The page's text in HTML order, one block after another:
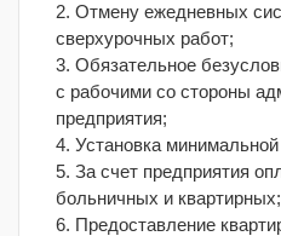
2. Отмену ежедневных
сверхурочных работ;
3. Обязательное
с рабочими со стороны
предприятия;
4. Установка
5. За счет предприятия
больничных и квартирных;
6. Предоставление